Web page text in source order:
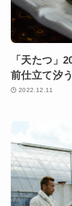
「天たつ」
前仕立て汐
2022.12.11